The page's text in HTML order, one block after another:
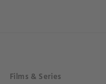
Films & Series